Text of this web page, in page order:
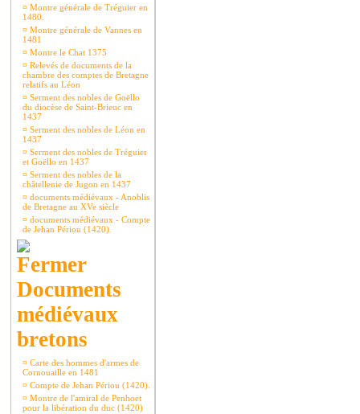
¤ Montre générale de Tréguier en
1480.
¤ Montre générale de Vannes en
1481
¤ Montre le Chat 1375
¤ Relevés de documents de la
chambre des comptes de Bretagne
relatifs au Léon
¤ Serment des nobles de Goëllo
du diocèse de Saint-Brieuc en
1437
¤ Serment des nobles de Léon en
1437
¤ Serment des nobles de Tréguier
et Goëllo en 1437
¤ Serment des nobles de la
châtellenie de Jugon en 1437
¤ documents médiévaux - Anoblis
de Bretagne au XVe siècle
¤ documents médiévaux - Compte
de Jehan Périou (1420).
Documents
médiévaux
bretons
¤ Carte des hommes d'armes de
Cornouaille en 1481
¤ Compte de Jehan Périou (1420).
¤ Montre de l'amiral de Penhoet
pour la libération du duc (1420)